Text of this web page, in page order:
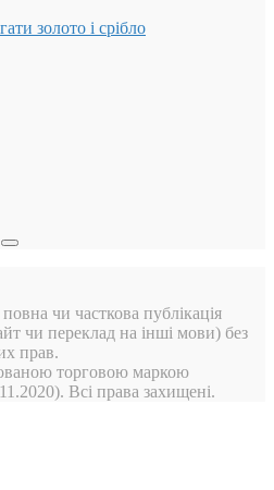
золото і срібло
чи часткова публікація
чи переклад на інші мови) без
прав.
торговою маркою
Всі права захищені.